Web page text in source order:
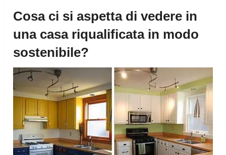
Cosa ci si aspetta di vedere in
una casa riqualificata in modo
sostenibile?